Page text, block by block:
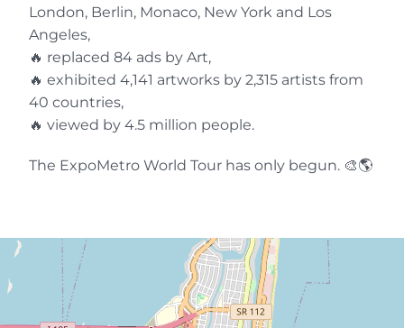
Vanluc Nghiemphu
Phygital Artist
Der Zufall der Netzwerke und die
Kühnheit dieser Initiative führten mich
innovativen künstlerischen Konzepts
und angesichts der Ambitionen des
Projekts konnte ich nicht anders, als es zu
unterstützen, zusammen mit einigen
Verwandten und Freunden, die ebenfalls
London, Berlin, Monaco, New York and Los
Angeles,
🔥 replaced 84 ads by Art,
🔥 exhibited 4,141 artworks by 2,315 artists from
40 countries,
🔥 viewed by 4.5 million people.
The ExpoMetro World Tour has only begun. 🎨🌎